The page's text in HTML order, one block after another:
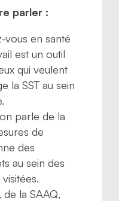
parler :
vous en santé
est un outil
qui veulent
la SST au sein
parle de la
de
des
au sein des
la SAAQ,